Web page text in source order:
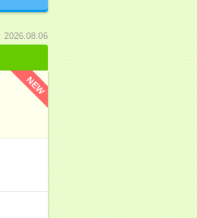
2026.08.06
NEW